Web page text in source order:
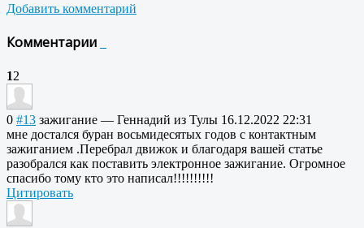
Добавить комментарий
Комментарии
12
0 #13 зажигание — Геннадий из Тулы 16.12.2022 22:31
мне достался буран восьмидесятых годов с контактным
зажиганием .Перебрал движок и благодаря вашей статье
разобрался как поставить электронное зажигание. Огромное
спасибо тому кто это написал!!!!!!!!!!
Цитировать